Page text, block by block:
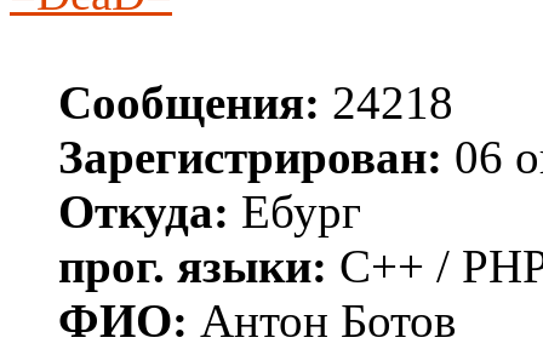
Сообщения: 24218
Зарегистрирован: 06
Откуда: Ебург
прог. языки: C++ /
ФИО: Антон Ботов